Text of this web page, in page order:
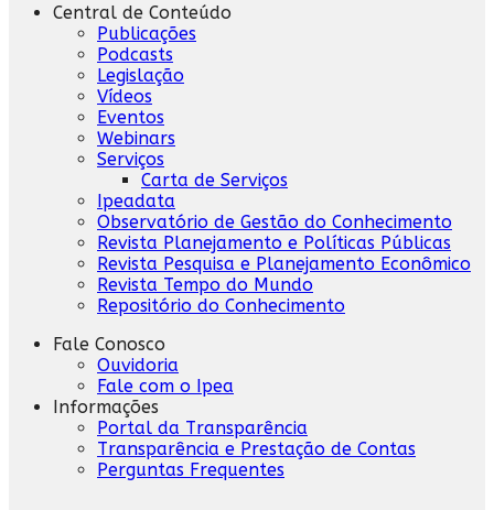
Central de Conteúdo
Publicações
Podcasts
Legislação
Vídeos
Eventos
Webinars
Serviços
Carta de Serviços
Ipeadata
Observatório de Gestão do Conhecimento
Revista Planejamento e Políticas Públicas
Revista Pesquisa e Planejamento Econômico
Revista Tempo do Mundo
Repositório do Conhecimento
Fale Conosco
Ouvidoria
Fale com o Ipea
Informações
Portal da Transparência
Transparência e Prestação de Contas
Perguntas Frequentes